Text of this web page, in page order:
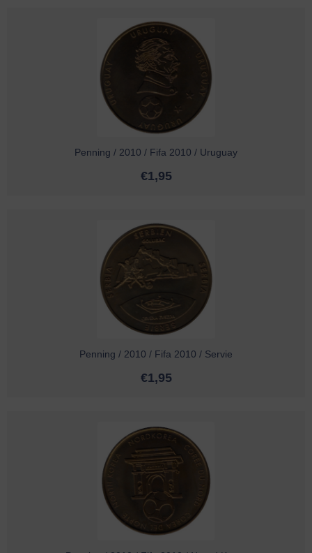
Penning / 2010 / Fifa 2010 / Uruguay
€1,95
Penning / 2010 / Fifa 2010 / Servie
€1,95